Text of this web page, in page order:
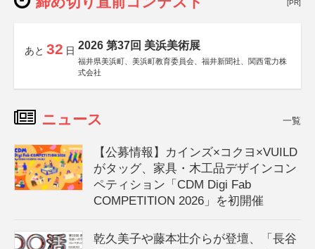
[PR]
あと 32 日 2026 第37回 美浜美術展
福井県美浜町、美浜町教育委員会、福井新聞社、関西電力株
式会社
ニュース 一覧
【公募情報】カインズ×コクヨ×VUILD
がタッグ、家具・木工品デザインコン
ペティション「CDM Digi Fab
COMPETITION 2026」を初開催
乾久美子や藤本壮介らが登壇、「長谷